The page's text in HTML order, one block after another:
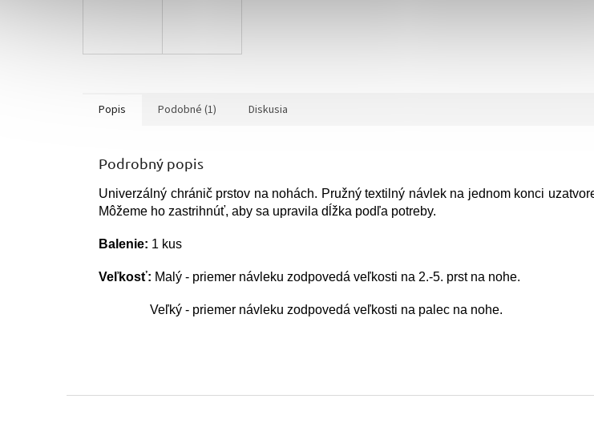
Popis Podobné (1) Diskusia
Podrobný popis
Univerzálný chránič prstov na nohách. Pružný textilný návlek na jednom konci
Môžeme ho zastrihnúť, aby sa upravila dĺžka podľa potreby.
Balenie: 1 kus
Veľkosť: Malý - priemer návleku zodpovedá veľkosti na 2.-5. prst na nohe.
Veľký - priemer návleku zodpovedá veľkosti na palec na nohe.